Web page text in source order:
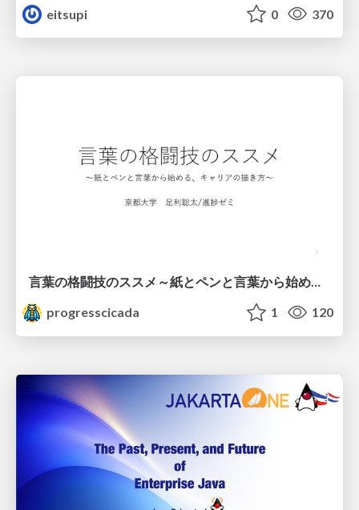
eitsupi
0 370
言葉の格闘技のススメ～紙とペンと言葉から始める、キャリアの描き方～
progresscicada
1 120